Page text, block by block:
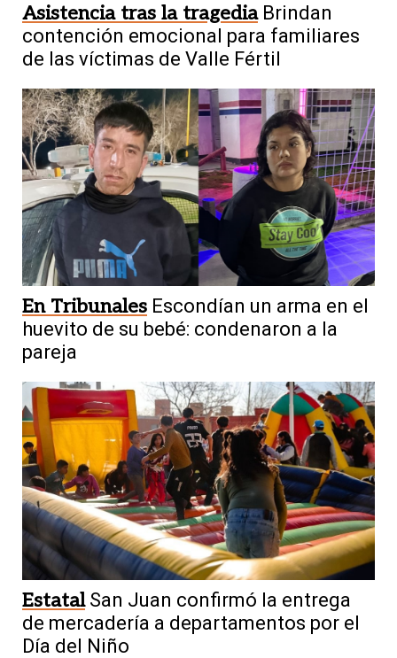
Asistencia tras la tragedia Brindan
contención emocional para familiares
de las víctimas de Valle Fértil
En Tribunales Escondían un arma en el
huevito de su bebé: condenaron a la
pareja
Estatal San Juan confirmó la entrega
de mercadería a departamentos por el
Día del Niño